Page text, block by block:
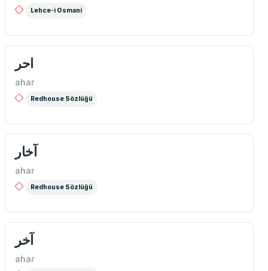
Lehce-i Osmani
احر
ahar
Redhouse Sözlüğü
آخار
ahar
Redhouse Sözlüğü
آخر
ahar